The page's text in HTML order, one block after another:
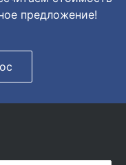
предложение!